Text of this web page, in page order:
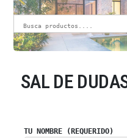
SAL DE
TU NOMBRE (REQUERIDO)